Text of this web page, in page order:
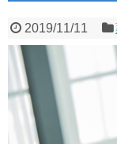
2019/11/11